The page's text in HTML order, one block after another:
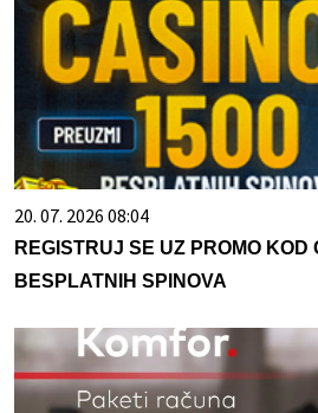
20. 07. 2026 08:04
REGISTRUJ SE UZ PROMO
BESPLATNIH SPINOVA